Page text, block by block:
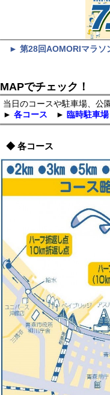
► 第28回AOMORIマラソ
MAPでチェック！
当日のコースや駐車場、公
► 各コース ► 臨時駐車場
◆ 各コース